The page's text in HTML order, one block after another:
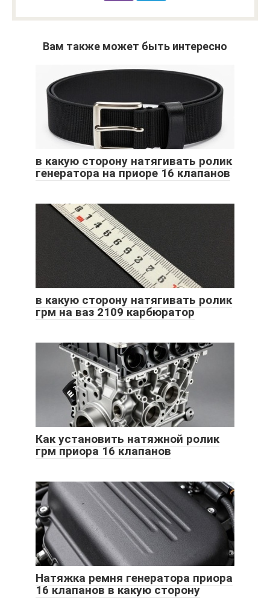
Вам также может быть интересно
в какую сторону натягивать ролик
генератора на приоре 16 клапанов
в какую сторону натягивать ролик
грм на ваз 2109 карбюратор
Как установить натяжной ролик
грм приора 16 клапанов
Натяжка ремня генератора приора
16 клапанов в какую сторону